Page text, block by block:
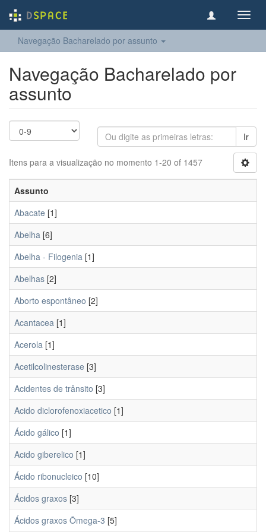
Navegação Bacharelado por assunto
Navegação Bacharelado por
assunto
Ir
Itens para a visualização no momento 1-20 of 1457
Assunto
Abacate [1]
Abelha [6]
Abelha - Filogenia [1]
Abelhas [2]
Aborto espontâneo [2]
Acantacea [1]
Acerola [1]
Acetilcolinesterase [3]
Acidentes de trânsito [3]
Acido diclorofenoxiacetico [1]
Ácido gálico [1]
Acido giberelico [1]
Ácido ribonucleico [10]
Ácidos graxos [3]
Ácidos graxos Ômega-3 [5]